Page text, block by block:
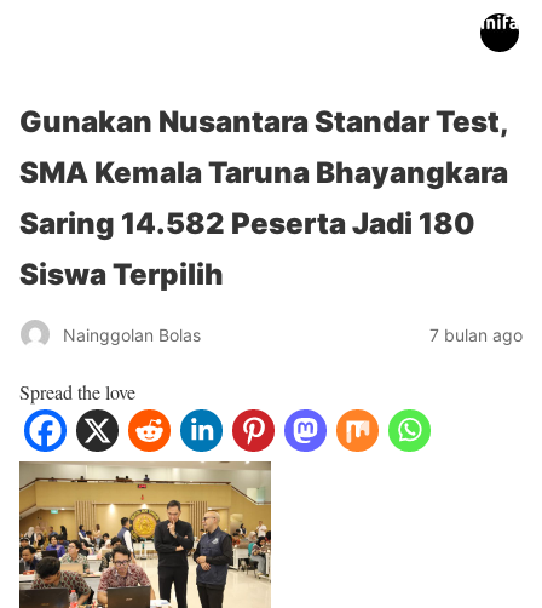
Gunakan Nusantara Standar Test,
SMA Kemala Taruna Bhayangkara
Saring 14.582 Peserta Jadi 180
Siswa Terpilih
Nainggolan Bolas 7 bulan ago
Spread the love